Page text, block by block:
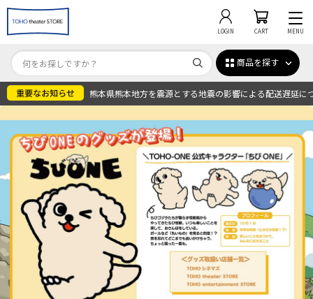
LOGIN CART MENU
商品を探す
熊本県熊本地方を震源とする地震の影響による配送遅延に